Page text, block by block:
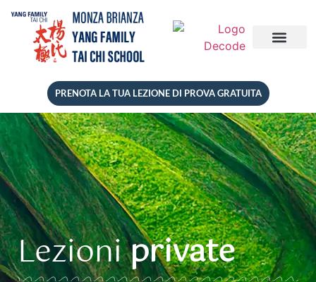
PRENOTA LA TUA LEZIONE DI PROVA GRATUITA
Lezioniprivate